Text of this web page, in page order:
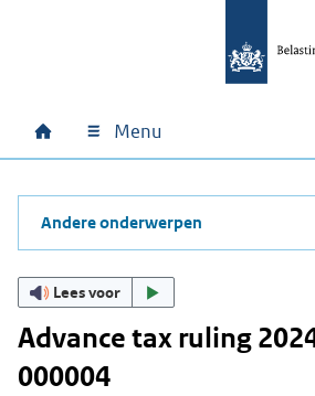
Hoofdnavigatie
Home Menu
Andere onderwerpen
Lees voor
Advance tax ruling
000004